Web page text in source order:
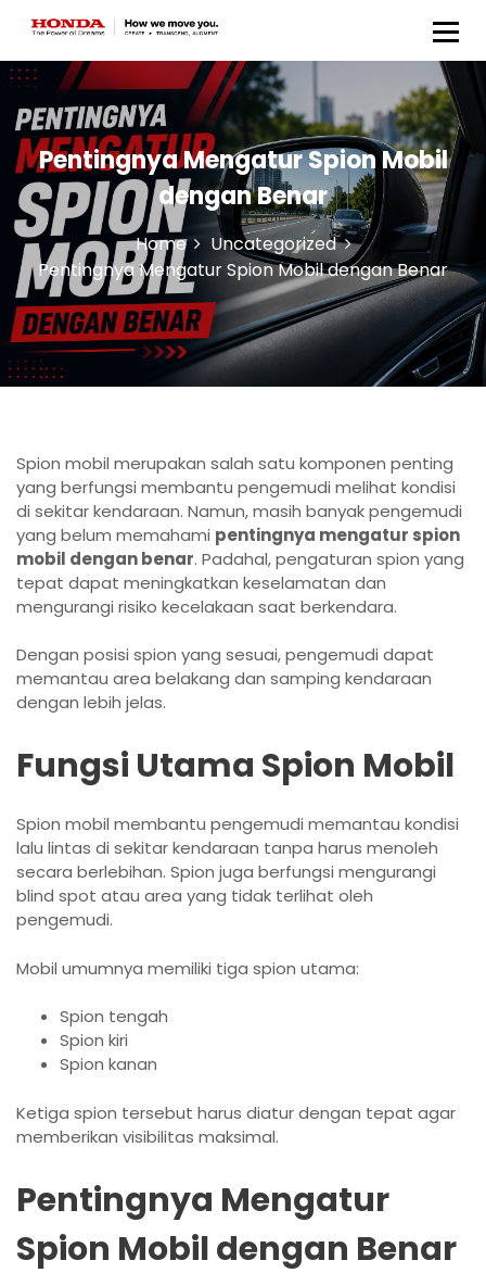
Honda Anugerah Body &
Paint
Pentingnya Mengatur Spion Mobil
dengan Benar
Home
Uncategorized
Pentingnya Mengatur Spion Mobil dengan Benar
Spion mobil merupakan salah satu komponen penting
yang berfungsi membantu pengemudi melihat kondisi
di sekitar kendaraan. Namun, masih banyak pengemudi
yang belum memahami pentingnya mengatur spion
mobil dengan benar. Padahal, pengaturan spion yang
tepat dapat meningkatkan keselamatan dan
mengurangi risiko kecelakaan saat berkendara.
Dengan posisi spion yang sesuai, pengemudi dapat
memantau area belakang dan samping kendaraan
dengan lebih jelas.
Fungsi Utama Spion Mobil
Spion mobil membantu pengemudi memantau kondisi
lalu lintas di sekitar kendaraan tanpa harus menoleh
secara berlebihan. Spion juga berfungsi mengurangi
blind spot atau area yang tidak terlihat oleh
pengemudi.
Mobil umumnya memiliki tiga spion utama:
Spion tengah
Spion kiri
Spion kanan
Ketiga spion tersebut harus diatur dengan tepat agar
memberikan visibilitas maksimal.
Pentingnya Mengatur
Spion Mobil dengan Benar